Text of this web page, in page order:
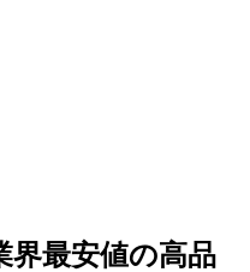
界最安値の高品